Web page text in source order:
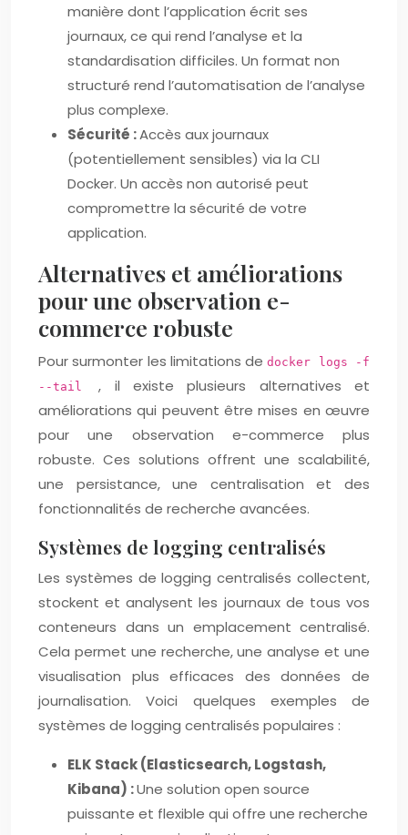
manière dont l’application écrit ses
journaux, ce qui rend l’analyse et la
standardisation difficiles. Un format non
structuré rend l’automatisation de l’analyse
plus complexe.
Sécurité :Accès aux journaux
(potentiellement sensibles) via la CLI
Docker. Un accès non autorisé peut
compromettre la sécurité de votre
application.
Alternatives et améliorations
pour une observation e-
commerce robuste
Pour surmonter les limitations dedocker logs -f
--tail, il existe plusieurs alternatives et
améliorations qui peuvent être mises en œuvre
pour une observation e-commerce plus
robuste. Ces solutions offrent une scalabilité,
une persistance, une centralisation et des
fonctionnalités de recherche avancées.
Systèmes de logging centralisés
Les systèmes de logging centralisés collectent,
stockent et analysent les journaux de tous vos
conteneurs dans un emplacement centralisé.
Cela permet une recherche, une analyse et une
visualisation plus efficaces des données de
journalisation. Voici quelques exemples de
systèmes de logging centralisés populaires :
ELK Stack (Elasticsearch, Logstash,
Kibana) :Une solution open source
puissante et flexible qui offre une recherche